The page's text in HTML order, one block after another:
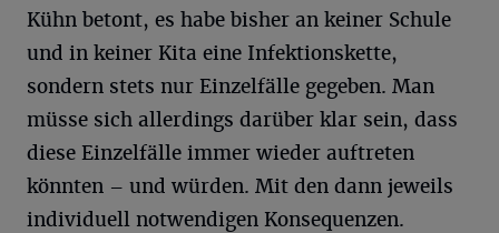
Kühn betont, es habe bisher an keiner Schule
und in keiner Kita eine Infektionskette,
sondern stets nur Einzelfälle gegeben. Man
müsse sich allerdings darüber klar sein, dass
diese Einzelfälle immer wieder auftreten
könnten – und würden. Mit den dann jeweils
individuell notwendigen Konsequenzen.